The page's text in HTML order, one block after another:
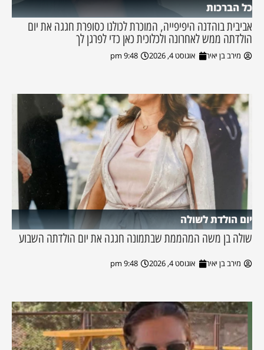
כל הברכות
אביבית בוהדנה היפיפייה, המוכרת לכולנו כסופרת חגגה את יום
הולדתה ממש לאחרונה ולכלוכית כאן כדי לפרגן לך
מירב בן יאיר אוגוסט 4, 2026 9:48 pm
יום הולדת לשולה
שולה בן משה המהממת שבתמונה חגגה את יום הולדתה השבוע
מירב בן יאיר אוגוסט 4, 2026 9:48 pm